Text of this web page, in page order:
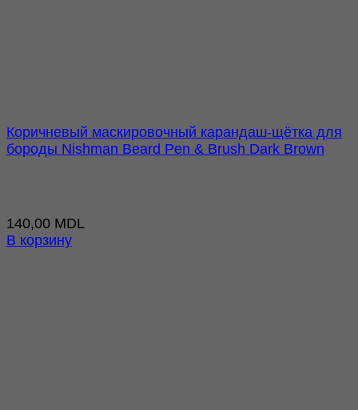
Коричневый маскировочный карандаш-щётка для
бороды Nishman Beard Pen & Brush Dark Brown
140,00 MDL
В корзину